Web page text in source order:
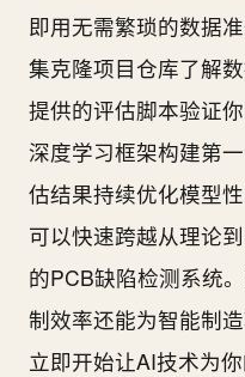
即用无需繁琐的数据
集克隆项目仓库了解
提供的评估脚本验证
深度学习框架构建第
估结果持续优化模型
可以快速跨越从理论
的PCB缺陷检测系统
制效率还能为智能制
立即开始让AI技术为